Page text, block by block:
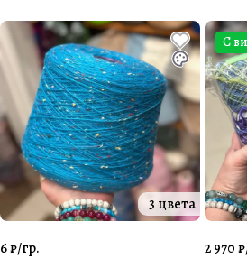
3 цвета
6 ₽/гр.
С
2 970